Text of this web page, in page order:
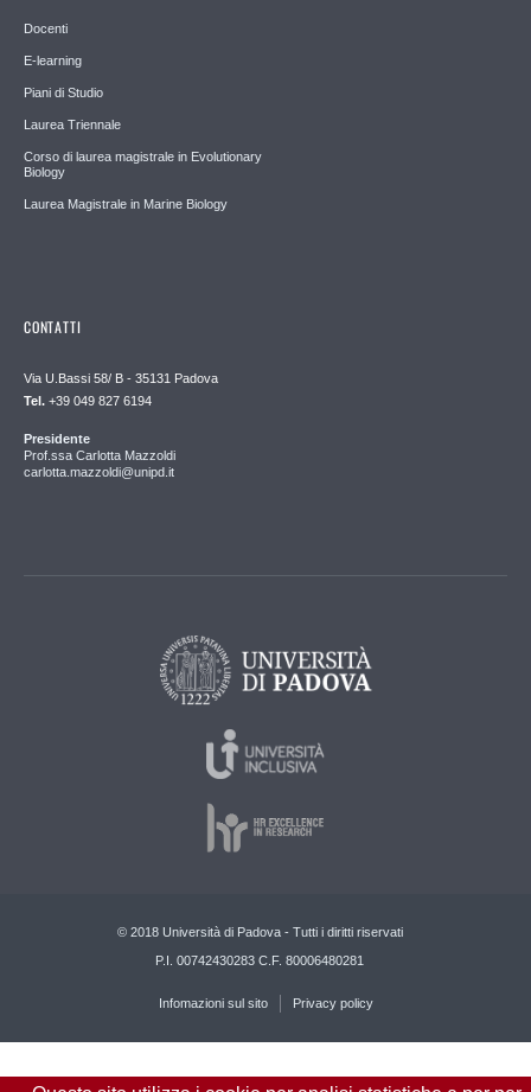
Docenti
E-learning
Piani di Studio
Laurea Triennale
Corso di laurea magistrale in Evolutionary
Biology
Laurea Magistrale in Marine Biology
CONTATTI
Via U.Bassi 58/ B - 35131 Padova
Tel. +39 049 827 6194
Presidente
Prof.ssa Carlotta Mazzoldi
carlotta.mazzoldi@unipd.it
© 2018 Università di Padova - Tutti i diritti riservati
P.I. 00742430283 C.F. 80006480281
Infomazioni sul sito Privacy policy